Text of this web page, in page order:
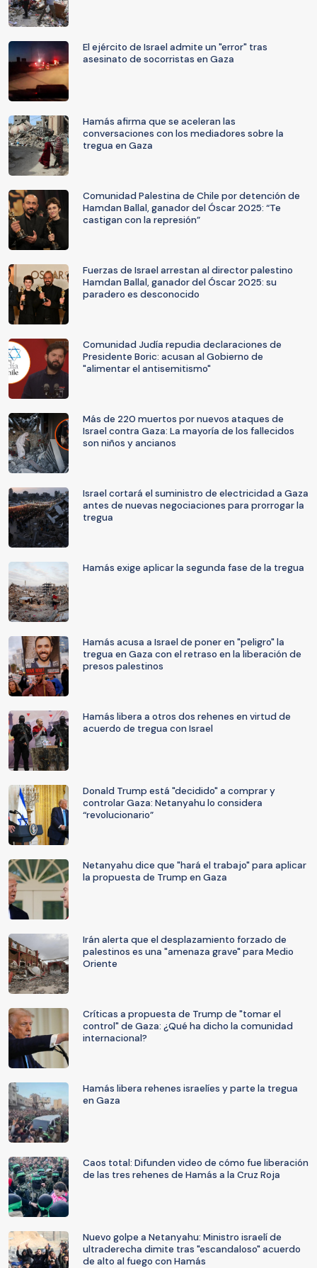
El ejército de Israel admite un "error" tras
asesinato de socorristas en Gaza
Hamás afirma que se aceleran las
conversaciones con los mediadores sobre la
tregua en Gaza
Comunidad Palestina de Chile por detención de
Hamdan Ballal, ganador del Óscar 2025: “Te
castigan con la represión”
Fuerzas de Israel arrestan al director palestino
Hamdan Ballal, ganador del Óscar 2025: su
paradero es desconocido
Comunidad Judía repudia declaraciones de
Presidente Boric: acusan al Gobierno de
"alimentar el antisemitismo"
Más de 220 muertos por nuevos ataques de
Israel contra Gaza: La mayoría de los fallecidos
son niños y ancianos
Israel cortará el suministro de electricidad a Gaza
antes de nuevas negociaciones para prorrogar la
tregua
Hamás exige aplicar la segunda fase de la tregua
Hamás acusa a Israel de poner en "peligro" la
tregua en Gaza con el retraso en la liberación de
presos palestinos
Hamás libera a otros dos rehenes en virtud de
acuerdo de tregua con Israel
Donald Trump está "decidido" a comprar y
controlar Gaza: Netanyahu lo considera
“revolucionario”
Netanyahu dice que "hará el trabajo" para aplicar
la propuesta de Trump en Gaza
Irán alerta que el desplazamiento forzado de
palestinos es una "amenaza grave" para Medio
Oriente
Críticas a propuesta de Trump de "tomar el
control" de Gaza: ¿Qué ha dicho la comunidad
internacional?
Hamás libera rehenes israelíes y parte la tregua
en Gaza
Caos total: Difunden video de cómo fue liberación
de las tres rehenes de Hamás a la Cruz Roja
Nuevo golpe a Netanyahu: Ministro israelí de
ultraderecha dimite tras "escandaloso" acuerdo
de alto al fuego con Hamás